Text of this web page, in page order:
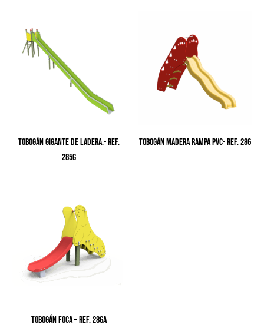
TOBOGÁN GIGANTE DE LADERA.- Ref.
285G
TOBOGÁN MADERA RAMPA PVC- Ref. 286
TOBOGÁN FOCA – Ref. 286A